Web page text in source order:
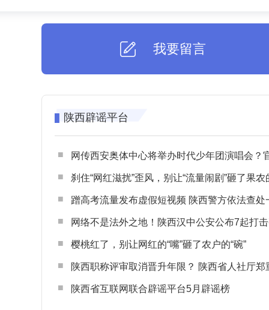
我要留言
陕西辟谣平台
网传西安奥体中心将举办时代少年团演唱会？官方回应：纯
刹住“网红滋扰”歪风，别让“流量闹剧”砸了果农
蹭高考流量发布虚假短视频 陕西警方依法查处一起涉高考网络
网络不是法外之地！陕西汉中公安公布7起打击整治网谣网暴典型
樱桃红了，别让网红的“嘴”砸了农户的“碗”
陕西职称评审取消晋升年限？ 陕西省人社厅郑重声明 谨防职称评审不实言
陕西省互联网联合辟谣平台5月辟谣榜